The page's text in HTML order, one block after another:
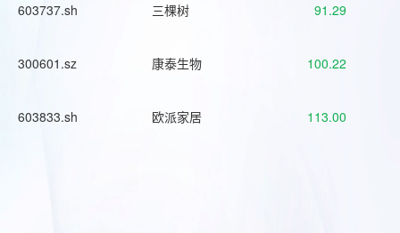
603737.sh 三棵树 91.29
300601.sz 康泰生物 100.22
603833.sh 欧派家居 113.00